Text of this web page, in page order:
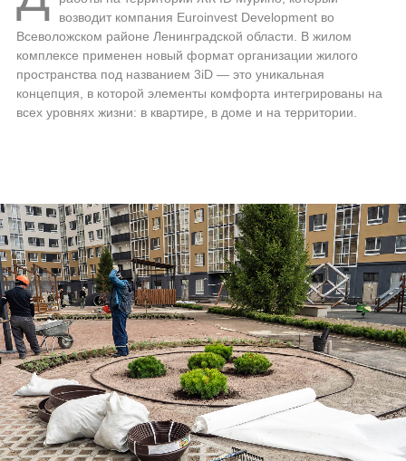
возводит компания Euroinvest Development во
Всеволожском районе Ленинградской области. В жилом
комплексе применен новый формат организации жилого
пространства под названием 3iD — это уникальная
концепция, в которой элементы комфорта интегрированы на
всех уровнях жизни: в квартире, в доме и на территории.